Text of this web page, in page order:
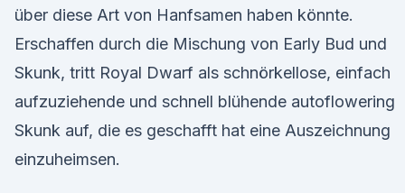
über diese Art von Hanfsamen haben könnte.
Erschaffen durch die Mischung von Early Bud und
Skunk, tritt Royal Dwarf als schnörkellose, einfach
aufzuziehende und schnell blühende autoflowering
Skunk auf, die es geschafft hat eine Auszeichnung
einzuheimsen.